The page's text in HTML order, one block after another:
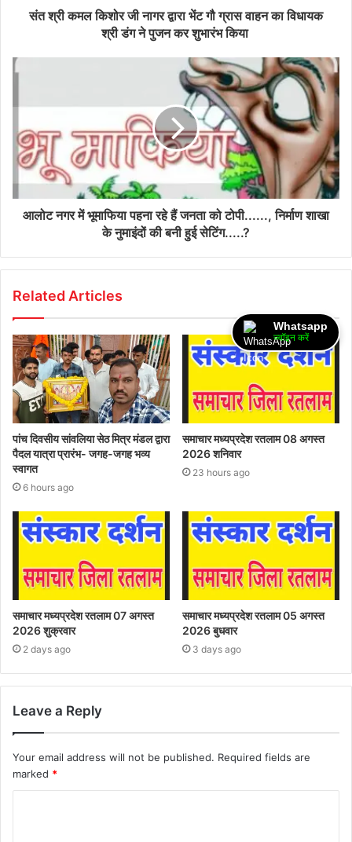
संत श्री कमल किशोर जी नागर द्वारा भेंट गौ ग्रास वाहन का विधायक
श्री डंग ने पुजन कर शुभारंभ किया
आलोट नगर में भूमाफिया पहना रहे हैं जनता को टोपी......, निर्माण शाखा
के नुमाइंदों की बनी हुई सेटिंग.....?
Related Articles
पांच दिवसीय सांवलिया सेठ मित्र मंडल द्वारा
पैदल यात्रा प्रारंभ- जगह-जगह भव्य
स्वागत
6 hours ago
समाचार मध्यप्रदेश रतलाम 08 अगस्त
2026 शनिवार
23 hours ago
समाचार मध्यप्रदेश रतलाम 07 अगस्त
2026 शुक्रवार
2 days ago
समाचार मध्यप्रदेश रतलाम 05 अगस्त
2026 बुधवार
3 days ago
Leave a Reply
Your email address will not be published. Required fields are
marked *
Whatsapp
ज्वॉइन करें